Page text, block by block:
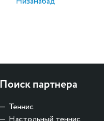
Поиск партнера
Теннис